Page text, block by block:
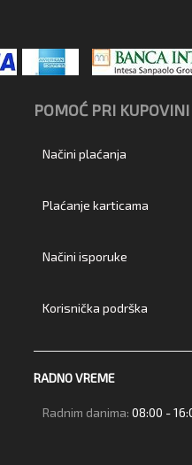
POMOĆ PRI KUPOVINI
Načini plaćanja
Plaćanje karticama
Načini isporuke
Korisnička podrška
RADNO VREME
Radnim danima: 08:00 -